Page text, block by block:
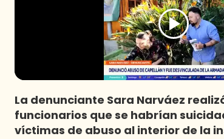
La denunciante Sara Narváez
funcionarios que se habrían
víctimas de abuso al interior de la